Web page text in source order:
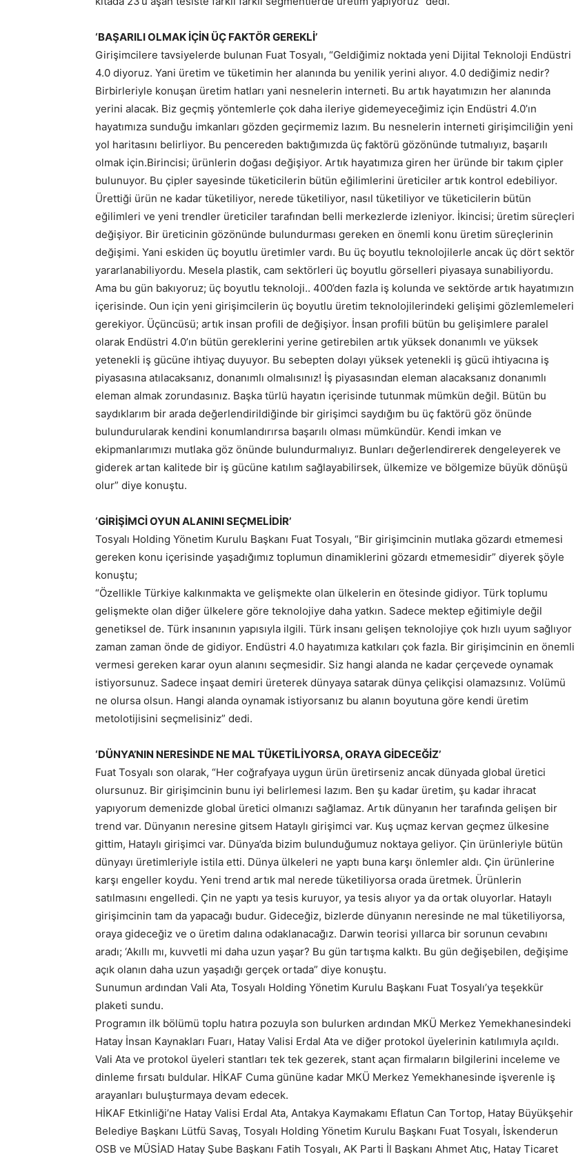
‘BAŞARILI OLMAK İÇİN ÜÇ FAKTÖR GEREKLİ’
Girişimcilere tavsiyelerde bulunan Fuat Tosyalı, “Geldiğimiz noktada yeni Dijital Teknoloji Endüstri
4.0 diyoruz. Yani üretim ve tüketimin her alanında bu yenilik yerini alıyor. 4.0 dediğimiz nedir?
Birbirleriyle konuşan üretim hatları yani nesnelerin interneti. Bu artık hayatımızın her alanında
yerini alacak. Biz geçmiş yöntemlerle çok daha ileriye gidemeyeceğimiz için Endüstri 4.0’ın
hayatımıza sunduğu imkanları gözden geçirmemiz lazım. Bu nesnelerin interneti girişimciliğin yeni
yol haritasını belirliyor. Bu pencereden baktığımızda üç faktörü gözönünde tutmalıyız, başarılı
olmak için.Birincisi; ürünlerin doğası değişiyor. Artık hayatımıza giren her üründe bir takım çipler
bulunuyor. Bu çipler sayesinde tüketicilerin bütün eğilimlerini üreticiler artık kontrol edebiliyor.
Ürettiği ürün ne kadar tüketiliyor, nerede tüketiliyor, nasıl tüketiliyor ve tüketicilerin bütün
eğilimleri ve yeni trendler üreticiler tarafından belli merkezlerde izleniyor. İkincisi; üretim süreçleri
değişiyor. Bir üreticinin gözönünde bulundurması gereken en önemli konu üretim süreçlerinin
değişimi. Yani eskiden üç boyutlu üretimler vardı. Bu üç boyutlu teknolojilerle ancak üç dört sektör
yararlanabiliyordu. Mesela plastik, cam sektörleri üç boyutlu görselleri piyasaya sunabiliyordu.
Ama bu gün bakıyoruz; üç boyutlu teknoloji.. 400’den fazla iş kolunda ve sektörde artık hayatımızın
içerisinde. Oun için yeni girişimcilerin üç boyutlu üretim teknolojilerindeki gelişimi gözlemlemeleri
gerekiyor. Üçüncüsü; artık insan profili de değişiyor. İnsan profili bütün bu gelişimlere paralel
olarak Endüstri 4.0’ın bütün gereklerini yerine getirebilen artık yüksek donanımlı ve yüksek
yetenekli iş gücüne ihtiyaç duyuyor. Bu sebepten dolayı yüksek yetenekli iş gücü ihtiyacına iş
piyasasına atılacaksanız, donanımlı olmalısınız! İş piyasasından eleman alacaksanız donanımlı
eleman almak zorundasınız. Başka türlü hayatın içerisinde tutunmak mümkün değil. Bütün bu
saydıklarım bir arada değerlendirildiğinde bir girişimci saydığım bu üç faktörü göz önünde
bulundurularak kendini konumlandırırsa başarılı olması mümkündür. Kendi imkan ve
ekipmanlarımızı mutlaka göz önünde bulundurmalıyız. Bunları değerlendirerek dengeleyerek ve
giderek artan kalitede bir iş gücüne katılım sağlayabilirsek, ülkemize ve bölgemize büyük dönüşü
olur” diye konuştu.
‘GİRİŞİMCİ OYUN ALANINI SEÇMELİDİR’
Tosyalı Holding Yönetim Kurulu Başkanı Fuat Tosyalı, “Bir girişimcinin mutlaka gözardı etmemesi
gereken konu içerisinde yaşadığımız toplumun dinamiklerini gözardı etmemesidir” diyerek şöyle
konuştu;
“Özellikle Türkiye kalkınmakta ve gelişmekte olan ülkelerin en ötesinde gidiyor. Türk toplumu
gelişmekte olan diğer ülkelere göre teknolojiye daha yatkın. Sadece mektep eğitimiyle değil
genetiksel de. Türk insanının yapısıyla ilgili. Türk insanı gelişen teknolojiye çok hızlı uyum sağlıyor
zaman zaman önde de gidiyor. Endüstri 4.0 hayatımıza katkıları çok fazla. Bir girişimcinin en önemli
vermesi gereken karar oyun alanını seçmesidir. Siz hangi alanda ne kadar çerçevede oynamak
istiyorsunuz. Sadece inşaat demiri üreterek dünyaya satarak dünya çelikçisi olamazsınız. Volümü
ne olursa olsun. Hangi alanda oynamak istiyorsanız bu alanın boyutuna göre kendi üretim
metolotijisini seçmelisiniz” dedi.
‘DÜNYA’NIN NERESİNDE NE MAL TÜKETİLİYORSA, ORAYA GİDECEĞİZ’
Fuat Tosyalı son olarak, “Her coğrafyaya uygun ürün üretirseniz ancak dünyada global üretici
olursunuz. Bir girişimcinin bunu iyi belirlemesi lazım. Ben şu kadar üretim, şu kadar ihracat
yapıyorum demenizde global üretici olmanızı sağlamaz. Artık dünyanın her tarafında gelişen bir
trend var. Dünyanın neresine gitsem Hataylı girişimci var. Kuş uçmaz kervan geçmez ülkesine
gittim, Hataylı girişimci var. Dünya’da bizim bulunduğumuz noktaya geliyor. Çin ürünleriyle bütün
dünyayı üretimleriyle istila etti. Dünya ülkeleri ne yaptı buna karşı önlemler aldı. Çin ürünlerine
karşı engeller koydu. Yeni trend artık mal nerede tüketiliyorsa orada üretmek. Ürünlerin
satılmasını engelledi. Çin ne yaptı ya tesis kuruyor, ya tesis alıyor ya da ortak oluyorlar. Hataylı
girişimcinin tam da yapacağı budur. Gideceğiz, bizlerde dünyanın neresinde ne mal tüketiliyorsa,
oraya gideceğiz ve o üretim dalına odaklanacağız. Darwin teorisi yıllarca bir sorunun cevabını
aradı; ‘Akıllı mı, kuvvetli mi daha uzun yaşar? Bu gün tartışma kalktı. Bu gün değişebilen, değişime
açık olanın daha uzun yaşadığı gerçek ortada” diye konuştu.
Sunumun ardından Vali Ata, Tosyalı Holding Yönetim Kurulu Başkanı Fuat Tosyalı’ya teşekkür
plaketi sundu.
Programın ilk bölümü toplu hatıra pozuyla son bulurken ardından MKÜ Merkez Yemekhanesindeki
Hatay İnsan Kaynakları Fuarı, Hatay Valisi Erdal Ata ve diğer protokol üyelerinin katılımıyla açıldı.
Vali Ata ve protokol üyeleri stantları tek tek gezerek, stant açan firmaların bilgilerini inceleme ve
dinleme fırsatı buldular. HİKAF Cuma gününe kadar MKÜ Merkez Yemekhanesinde işverenle iş
arayanları buluşturmaya devam edecek.
HİKAF Etkinliği’ne Hatay Valisi Erdal Ata, Antakya Kaymakamı Eflatun Can Tortop, Hatay Büyükşehir
Belediye Başkanı Lütfü Savaş, Tosyalı Holding Yönetim Kurulu Başkanı Fuat Tosyalı, İskenderun
OSB ve MÜSİAD Hatay Şube Başkanı Fatih Tosyalı, AK Parti İl Başkanı Ahmet Atıç, Hatay Ticaret